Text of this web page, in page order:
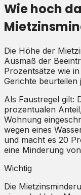
Wie hoch
Die Höhe der
Ausmaß der
Prozentsätze wie
Gerichte beurteilen
Als Faustregel gilt:
prozentualen
Wohnung
wegen eines
und macht es 20
eine Minderung
Wichtig
Die